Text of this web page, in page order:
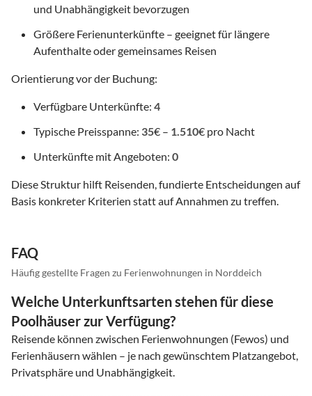
und Unabhängigkeit bevorzugen
Größere Ferienunterkünfte – geeignet für längere
Aufenthalte oder gemeinsames Reisen
Orientierung vor der Buchung:
Verfügbare Unterkünfte: 4
Typische Preisspanne: 35€ – 1.510€ pro Nacht
Unterkünfte mit Angeboten: 0
Diese Struktur hilft Reisenden, fundierte Entscheidungen auf
Basis konkreter Kriterien statt auf Annahmen zu treffen.
FAQ
Häufig gestellte Fragen zu Ferienwohnungen in Norddeich
Welche Unterkunftsarten stehen für diese
Poolhäuser zur Verfügung?
Reisende können zwischen Ferienwohnungen (Fewos) und
Ferienhäusern wählen – je nach gewünschtem Platzangebot,
Privatsphäre und Unabhängigkeit.